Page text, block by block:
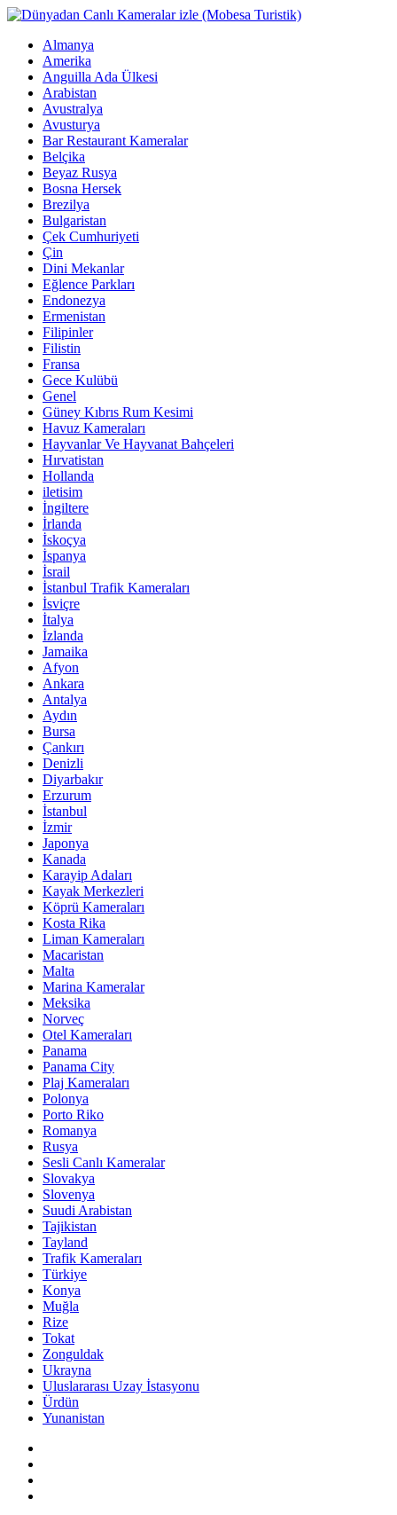
Almanya
Amerika
Anguilla Ada Ülkesi
Arabistan
Avustralya
Avusturya
Bar Restaurant Kameralar
Belçika
Beyaz Rusya
Bosna Hersek
Brezilya
Bulgaristan
Çek Cumhuriyeti
Çin
Dini Mekanlar
Eğlence Parkları
Endonezya
Ermenistan
Filipinler
Filistin
Fransa
Gece Kulübü
Genel
Güney Kıbrıs Rum Kesimi
Havuz Kameraları
Hayvanlar Ve Hayvanat Bahçeleri
Hırvatistan
Hollanda
iletisim
İngiltere
İrlanda
İskoçya
İspanya
İsrail
İstanbul Trafik Kameraları
İsviçre
İtalya
İzlanda
Jamaika
Afyon
Ankara
Antalya
Aydın
Bursa
Çankırı
Denizli
Diyarbakır
Erzurum
İstanbul
İzmir
Japonya
Kanada
Karayip Adaları
Kayak Merkezleri
Köprü Kameraları
Kosta Rika
Liman Kameraları
Macaristan
Malta
Marina Kameralar
Meksika
Norveç
Otel Kameraları
Panama
Panama City
Plaj Kameraları
Polonya
Porto Riko
Romanya
Rusya
Sesli Canlı Kameralar
Slovakya
Slovenya
Suudi Arabistan
Tajikistan
Tayland
Trafik Kameraları
Türkiye
Konya
Muğla
Rize
Tokat
Zonguldak
Ukrayna
Uluslararası Uzay İstasyonu
Ürdün
Yunanistan